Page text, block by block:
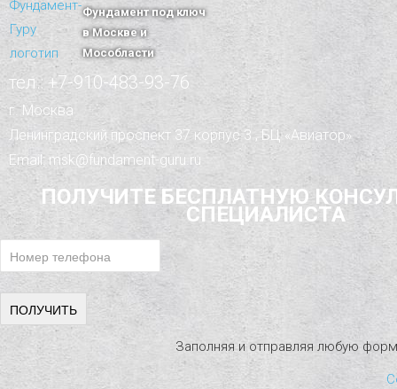
Фундамент под ключ
в Москве и
Мособласти
тел.: +7-910-483-93-76
г. Москва
Ленинградский проспект 37 корпус 3 , БЦ «Авиатор»
Email: msk@fundament-guru.ru
ПОЛУЧИТЕ БЕСПЛАТНУЮ
СПЕЦИАЛИСТА
Заполняя и отправляя любую